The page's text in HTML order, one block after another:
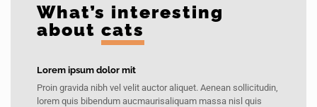
What’s interesting
about cats
Lorem ipsum dolor mit
Proin gravida nibh vel velit auctor aliquet. Aenean sollicitudin,
lorem quis bibendum aucmaurisaliquam massa nisl quis